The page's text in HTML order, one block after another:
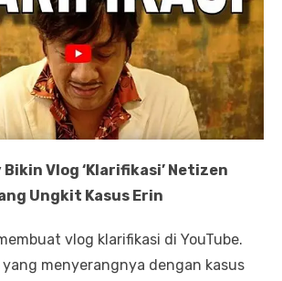
Vlog ‘Klarifikasi’ Netizen
Ungkit Kasus Erin
vlog klarifikasi di YouTube.
menyerangnya dengan kasus